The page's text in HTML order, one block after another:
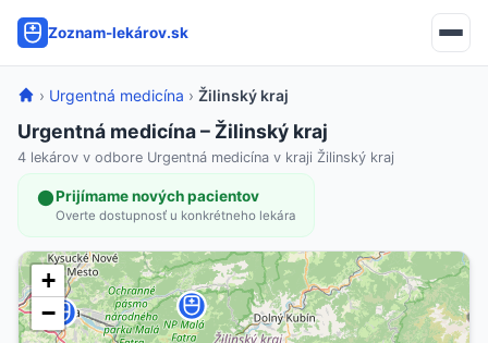
Zoznam-lekárov.sk
› Urgentná medicína › Žilinský kraj
Urgentná medicína – Žilinský kraj
4 lekárov v odbore Urgentná medicína v kraji Žilinský kraj
Prijímame nových pacientov
Overte dostupnosť u konkrétneho lekára
+
−